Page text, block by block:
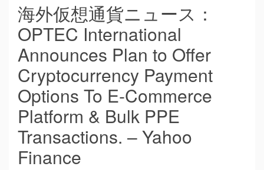
海外仮想通貨ニュース：
OPTEC International
Announces Plan to Offer
Cryptocurrency Payment
Options To E-Commerce
Platform & Bulk PPE
Transactions. – Yahoo
Finance